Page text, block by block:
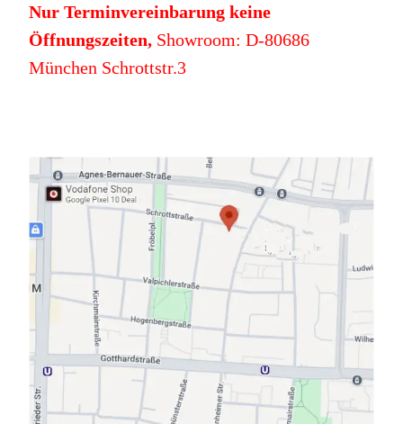
Nur Terminvereinbarung keine
Öffnungszeiten,Showroom: D-80686
München Schrottstr.3